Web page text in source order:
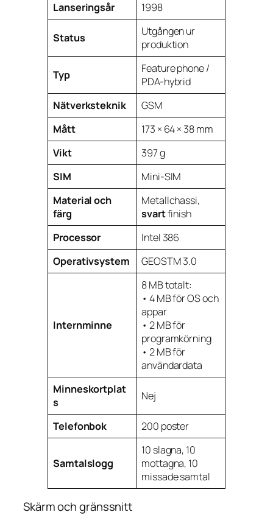
Lanseringsår
1998
Status
Utgången ur
produktion
Typ
Feature phone /
PDA-hybrid
Nätverksteknik
GSM
Mått
173 × 64 × 38 mm
Vikt
397 g
SIM
Mini-SIM
Material och
färg
Metallchassi,
svartfinish
Processor
Intel 386
Operativsystem
GEOSTM 3.0
Internminne
8 MB totalt:
• 4 MB för OS och
appar
• 2 MB för
programkörning
• 2 MB för
användardata
Minneskortplat
s
Nej
Telefonbok 200 poster
Samtalslogg
10 slagna, 10
mottagna, 10
missade samtal
Skärm och gränssnitt